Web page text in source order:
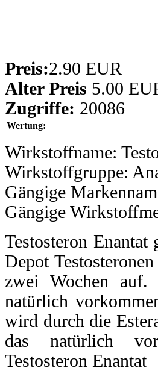
Preis:2.90 EUR
Alter Preis 5.00
Zugriffe: 20086
Wertung:
Wirkstoffname:
Wirkstoffgruppe:
Gängige
Gängige
Testosteron
Depot
zwei Wochen auf.
natürlich
wird durch die
das natürlich
Testosteron Enantat